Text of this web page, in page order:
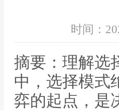
时间：
摘要：理解选
中，选择模式
弈的起点，是